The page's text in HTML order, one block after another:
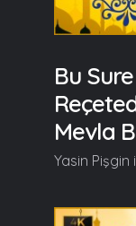
Bu
Mevla